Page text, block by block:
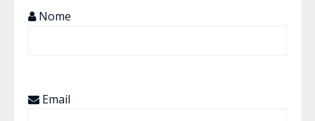
Nome
Email